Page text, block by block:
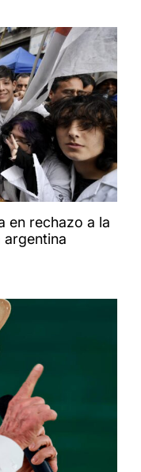
en rechazo a la
argentina